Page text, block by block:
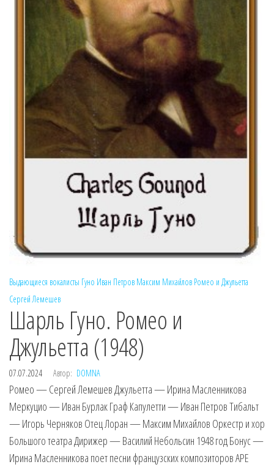
Выдающиеся вокалисты Гуно Иван Петров Максим Михайлов Ромео и Джульетта
Сергей Лемешев
Шарль Гуно. Ромео и
Джульетта (1948)
07.07.2024 Автор: DOMNA
Ромео — Сергей Лемешев Джульетта — Ирина Масленникова
Меркуцио — Иван Бурлак Граф Капулетти — Иван Петров Тибальт
— Игорь Черняков Отец Лоран — Максим Михайлов Оркестр и хор
Большого театра Дирижер — Василий Небольсин 1948 год Бонус —
Ирина Масленникова поет песни французских композиторов APE